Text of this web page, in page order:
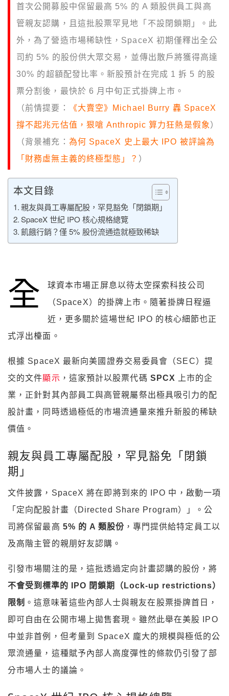
首次公開募股中保留最高 5% 的 A 類股供員工與高
管親友認購，且這批股票罕見地「不設閉鎖期」。此
外，為了營造市場稀缺性，SpaceX 初期僅釋出全公
司約 5% 的股份供大眾交易，並傳出散戶將獲得高達
30% 的超額配發比率。新股預計在完成 1 拆 5 的股
票分割後，最快於 6 月中旬正式掛牌上市。
（前情提要：
《大賣空》Michael Burry 轟 SpaceX
撐不起兆元估值，狠嗆 Anthropic 算力狂熱是假象 ）
（背景補充： 為何 SpaceX 史上最大 IPO 被評論為
「財務虛無主義的終極型態」？ ）
本文目錄
親友與員工專屬配股，罕見豁免「閉鎖期」
SpaceX 世紀 IPO 核心規格總覽
飢餓行銷？僅 5% 股份流通造就極致稀缺
全
球資本市場正屏息以待太空探索科技公司
（SpaceX）的掛牌上市。隨著掛牌日程逼
近，更多關於這場世紀 IPO 的核心細節也正
式浮出檯面。
根據 SpaceX 最新向美國證券交易委員會（SEC）提
交的文件顯示 ，這家預計以股票代碼 SPCX
上市的企
業，正針對其內部員工與高管親屬祭出極具吸引力的配
股計畫，同時透過極低的市場流通量來推升新股的稀缺
價值。
親友與員工專屬配股，罕見豁免「閉鎖
期」
文件披露，SpaceX 將在即將到來的 IPO 中，啟動一項
「定向配股計畫（Directed Share Program）」。公
司將保留最高 5% 的 A 類股份 ，專門提供給特定員工以
及高階主管的親朋好友認購。
引發市場關注的是，這批透過定向計畫認購的股份，將
不會受到標準的 IPO 閉鎖期（Lock-up restrictions）
限制 。這意味著這些內部人士與親友在股票掛牌首日，
即可自由在公開市場上拋售套現。雖然此舉在美股 IPO
中並非首例，但考量到 SpaceX 龐大的規模與極低的公
眾流通量，這種賦予內部人高度彈性的條款仍引發了部
分市場人士的議論。